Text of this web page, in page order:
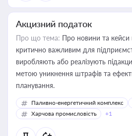
Акцизний податок
Про що тема: Про новини та кейси
критично важливим для
виробляють або реалізують
метою уникнення штрафів та
планування.
Паливно-енергетичний комплекс
Харчова промисловість
+1